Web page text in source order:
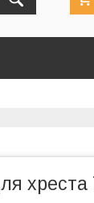
хреста